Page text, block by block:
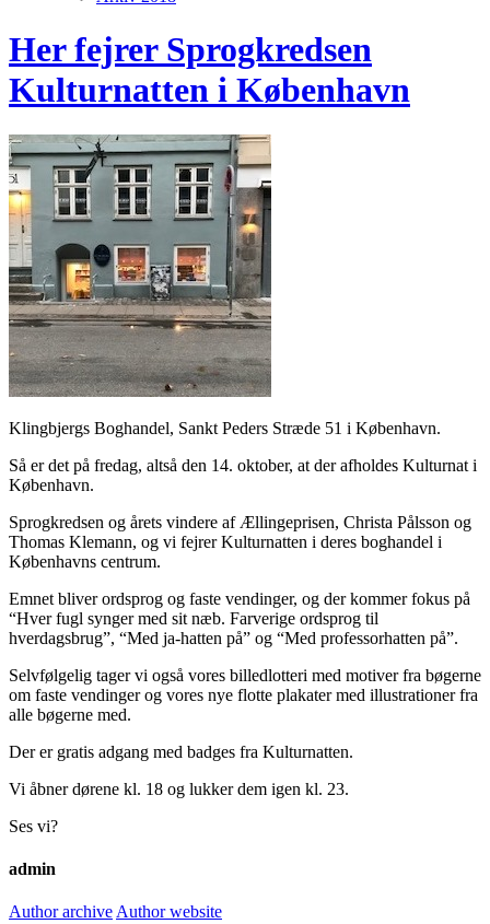
Her fejrer Sprogkredsen
Kulturnatten i København
Klingbjergs Boghandel, Sankt Peders Stræde 51 i København.
Så er det på fredag, altså den 14. oktober, at der afholdes Kulturnat i
København.
Sprogkredsen og årets vindere af Ællingeprisen, Christa Pålsson og
Thomas Klemann, og vi fejrer Kulturnatten i deres boghandel i
Københavns centrum.
Emnet bliver ordsprog og faste vendinger, og der kommer fokus på
“Hver fugl synger med sit næb. Farverige ordsprog til
hverdagsbrug”, “Med ja-hatten på” og “Med professorhatten på”.
Selvfølgelig tager vi også vores billedlotteri med motiver fra bøgerne
om faste vendinger og vores nye flotte plakater med illustrationer fra
alle bøgerne med.
Der er gratis adgang med badges fra Kulturnatten.
Vi åbner dørene kl. 18 og lukker dem igen kl. 23.
Ses vi?
admin
Author archive Author website